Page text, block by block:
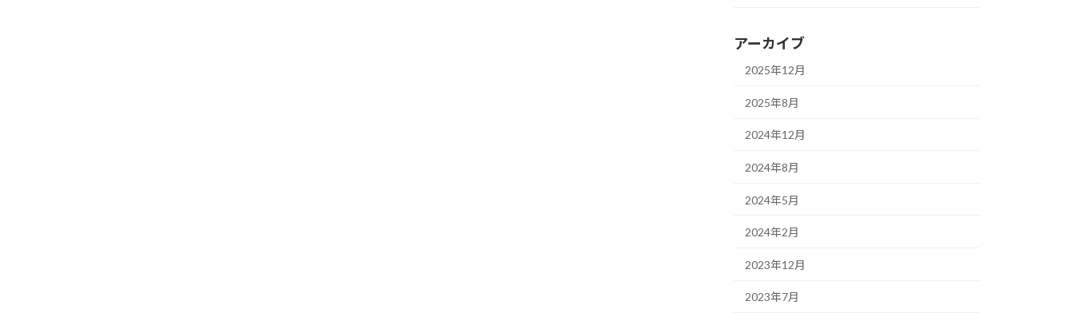
アーカイブ
2025年12月
2025年8月
2024年12月
2024年8月
2024年5月
2024年2月
2023年12月
2023年7月